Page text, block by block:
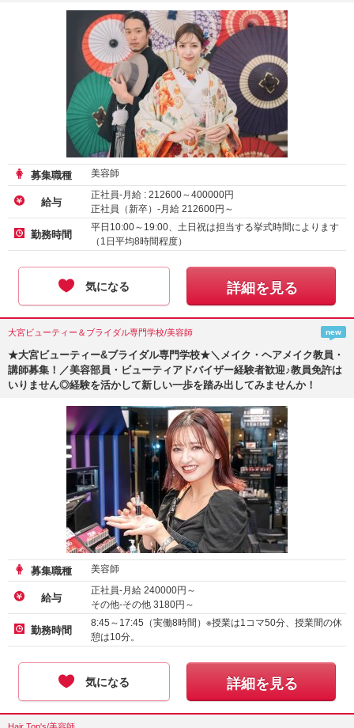
募集職種 美容師
給与
正社員-月給 : 212600～400000円
正社員（新卒）-月給 212600円～
勤務時間
平日10:00～19:00、土日祝は担当する挙式時間によります
（1日平均8時間程度）
気になる 詳細を見る
大宮ビューティー＆ブライダル専門学校/美容師 new
★大宮ビューティー&ブライダル専門学校★＼メイク・ヘアメイク教員・
講師募集！／美容部員・ビューティアドバイザー経験者歓迎♪教員免許は
いりません◎経験を活かして新しい一歩を踏み出してみませんか！
募集職種 美容師
給与
正社員-月給 240000円～
その他-その他 3180円～
勤務時間
8:45～17:45（実働8時間）※授業は1コマ50分、授業間の休
憩は10分。
気になる 詳細を見る